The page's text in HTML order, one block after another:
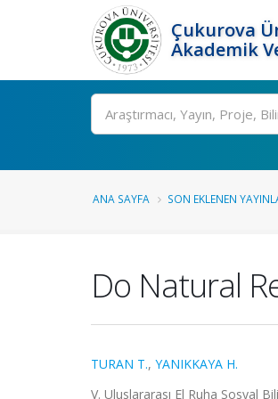
Çukurova
Akademik
Ara
ANA SAYFA SON EKLENEN
Do Natural
TURAN T., YANIKKAYA H.
V. Uluslararası El Ruha Sosyal